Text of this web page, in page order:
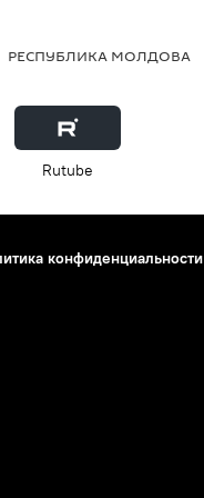
РЕСПУБЛИКА МОЛДОВА
Rutube
конфиденциальности